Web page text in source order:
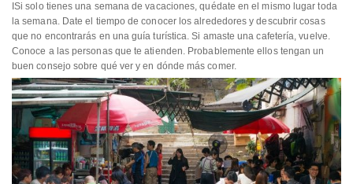
ISi solo tienes una semana de vacaciones, quédate en el mismo lugar toda
la semana. Date el tiempo de conocer los alrededores y descubrir cosas
que no encontrarás en una guía turística. Si amaste una cafetería, vuelve.
Conoce a las personas que te atienden. Probablemente ellos tengan un
buen consejo sobre qué ver y en dónde más comer.